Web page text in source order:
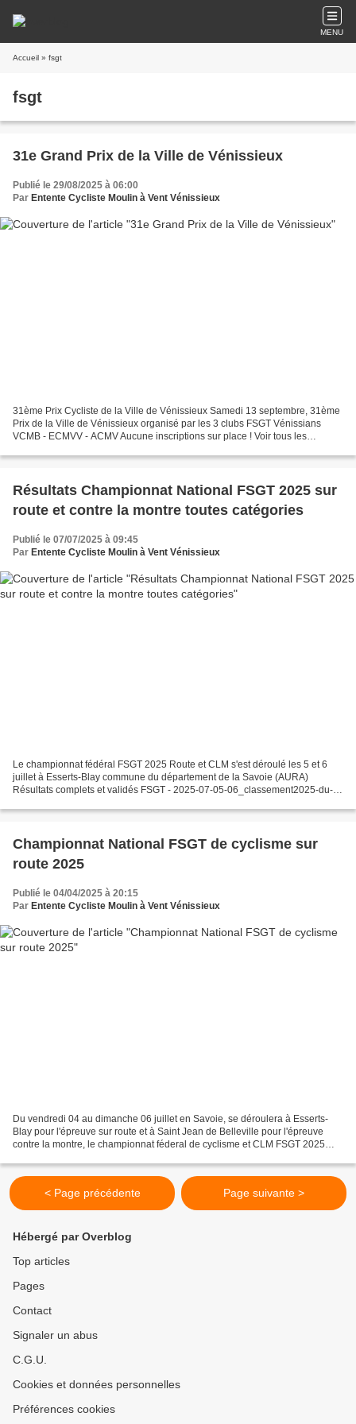
MENU
Accueil » fsgt
fsgt
31e Grand Prix de la Ville de Vénissieux
Publié le 29/08/2025 à 06:00
Par Entente Cycliste Moulin à Vent Vénissieux
31ème Prix Cycliste de la Ville de Vénissieux Samedi 13 septembre, 31ème
Prix de la Ville de Vénissieux organisé par les 3 clubs FSGT Vénissians
VCMB - ECMVV - ACMV Aucune inscriptions sur place ! Voir tous les
Résultats Championnat National FSGT 2025 sur
route et contre la montre toutes catégories
Publié le 07/07/2025 à 09:45
Par Entente Cycliste Moulin à Vent Vénissieux
Le championnat fédéral FSGT 2025 Route et CLM s'est déroulé les 5 et 6
juillet à Esserts-Blay commune du département de la Savoie (AURA)
Résultats complets et validés FSGT - 2025-07-05-06_classement2025-du-
Championnat National FSGT de cyclisme sur
route 2025
Publié le 04/04/2025 à 20:15
Par Entente Cycliste Moulin à Vent Vénissieux
Du vendredi 04 au dimanche 06 juillet en Savoie, se déroulera à Esserts-
Blay pour l'épreuve sur route et à Saint Jean de Belleville pour l'épreuve
contre la montre, le championnat féderal de cyclisme et CLM FSGT 2025
< Page précédente Page suivante >
Hébergé par Overblog
Top articles
Pages
Contact
Signaler un abus
C.G.U.
Cookies et données personnelles
Préférences cookies